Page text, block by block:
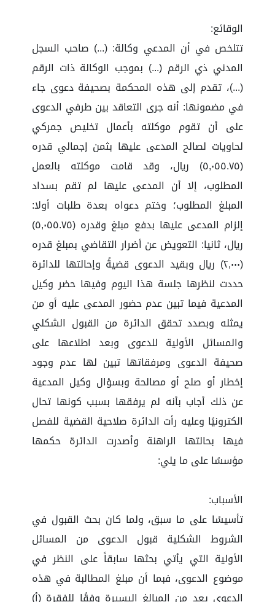
الوقائع:
تتلخص في أن المدعي وكالة: (...) صاحب السجل
المدني ذي الرقم (...) بموجب الوكالة ذات الرقم
(...)، تقدم إلى هذه المحكمة بصحيفة دعوى جاء
في مضمونها: أنه جرى التعاقد بين طرفي الدعوى
على أن تقوم موكلته بأعمال تخليص جمركي
لحاويات لصالح المدعى عليها بثمن إجمالي قدره
(٥,٠٥٥.٧٥) ريال، وقد قامت موكلته بالعمل
المطلوب، إلا أن المدعى عليها لم تقم بسداد
المبلغ المطلوب؛ وختم دعواه بعدة طلبات أولا:
إلزام المدعى عليها بدفع مبلغ وقدره (٥,٠٥٥.٧٥)
ريال، ثانيا: التعويض عن أضرار التقاضي بمبلغ قدره
(٢,٠٠٠) ريال وبقيد الدعوى قضيةً وإحالتها للدائرة
حددت لنظرها جلسة هذا اليوم وفيها حضر وكيل
المدعية فيما تبين عدم حضور المدعى عليه أو من
يمثله وبصدد تحقق الدائرة من القبول الشكلي
والمسائل الأولية للدعوى وبعد اطلاعها على
صحيفة الدعوى ومرفقاتها تبين لها عدم وجود
إخطار أو صلح أو مصالحة وبسؤال وكيل المدعية
عن ذلك أجاب بأنه لم يرفقها بسبب كونها تحال
الكترونيًا وعليه رأت الدائرة صلاحية القضية للفصل
فيها بحالتها الراهنة وأصدرت الدائرة حكمها
مؤسسًا على ما يلي:
الأسباب:
تأسيسًا على ما سبق، ولما كان بحث القبول في
الشروط الشكلية قبول الدعوى من المسائل
الأولية التي يأتي بحثها سابقاً على النظر في
موضوع الدعوى، فبما أن مبلغ المطالبة في هذه
الدعوى يعد من المبالغ اليسيرة وفقًا للفقرة (أ)